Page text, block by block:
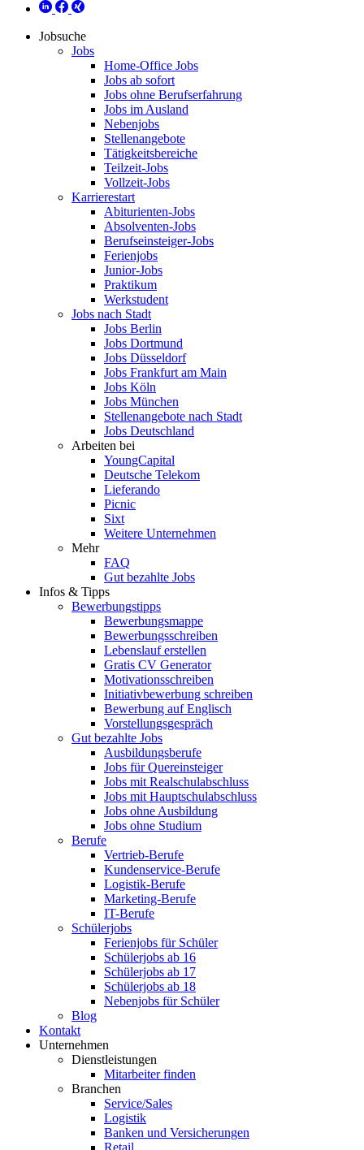
Jobsuche
Jobs
Home-Office Jobs
Jobs ab sofort
Jobs ohne Berufserfahrung
Jobs im Ausland
Nebenjobs
Stellenangebote
Tätigkeitsbereiche
Teilzeit-Jobs
Vollzeit-Jobs
Karrierestart
Abiturienten-Jobs
Absolventen-Jobs
Berufseinsteiger-Jobs
Ferienjobs
Junior-Jobs
Praktikum
Werkstudent
Jobs nach Stadt
Jobs Berlin
Jobs Dortmund
Jobs Düsseldorf
Jobs Frankfurt am Main
Jobs Köln
Jobs München
Stellenangebote nach Stadt
Jobs Deutschland
Arbeiten bei
YoungCapital
Deutsche Telekom
Lieferando
Picnic
Sixt
Weitere Unternehmen
Mehr
FAQ
Gut bezahlte Jobs
Infos & Tipps
Bewerbungstipps
Bewerbungsmappe
Bewerbungsschreiben
Lebenslauf erstellen
Gratis CV Generator
Motivationsschreiben
Initiativbewerbung schreiben
Bewerbung auf Englisch
Vorstellungsgespräch
Gut bezahlte Jobs
Ausbildungsberufe
Jobs für Quereinsteiger
Jobs mit Realschulabschluss
Jobs mit Hauptschulabschluss
Jobs ohne Ausbildung
Jobs ohne Studium
Berufe
Vertrieb-Berufe
Kundenservice-Berufe
Logistik-Berufe
Marketing-Berufe
IT-Berufe
Schülerjobs
Ferienjobs für Schüler
Schülerjobs ab 16
Schülerjobs ab 17
Schülerjobs ab 18
Nebenjobs für Schüler
Blog
Kontakt
Unternehmen
Dienstleistungen
Mitarbeiter finden
Branchen
Service/Sales
Logistik
Banken und Versicherungen
Retail